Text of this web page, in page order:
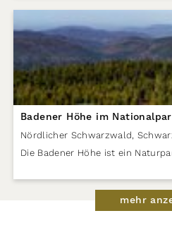
Badener Höhe im
Nördlicher Schwarzwald,
Die Badener Höhe ist ein
mehr